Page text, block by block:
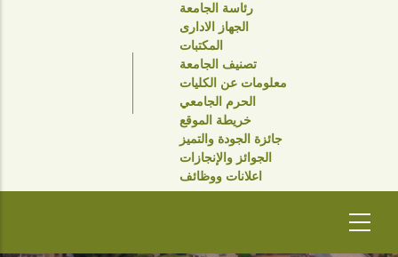
NAVIGATION
رئاسة الجامعة
الجهاز الادارى
المكتبات
تصنيف الجامعة
معلومات عن الكليات
الحرم الجامعي
خريطة الموقع
جائزة الجودة والتميز
الجوائز والإنجازات
اعلانات ووظائف